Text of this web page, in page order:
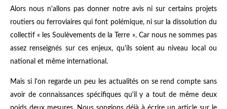
Alors nous n'allons pas donner notre avis ni sur certains projets
routiers ou ferroviaires qui font polémique, ni sur la dissolution du
collectif « les Soulèvements de la Terre ». Car nous ne sommes pas
assez renseignés sur ces enjeux, qu'ils soient au niveau local ou
national et même international.
Mais si l'on regarde un peu les actualités on se rend compte sans
avoir de connaissances spécifiques qu'il y a tout de même deux